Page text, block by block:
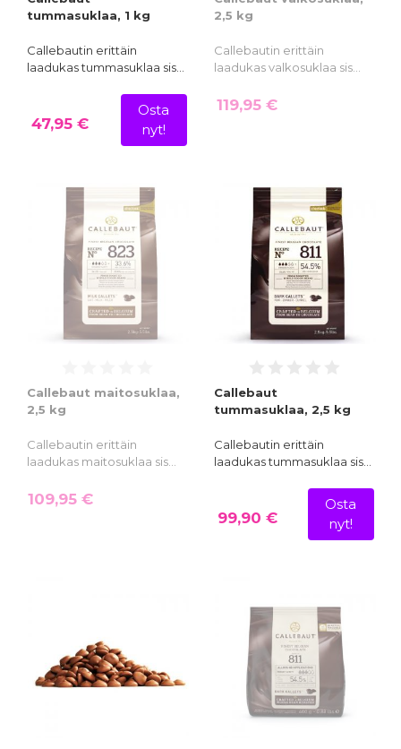
tummasuklaa, 1 kg
Callebautin erittäin
laadukas tummasuklaa sis…
47,95 €
Osta
nyt!
2,5 kg
Callebautin erittäin
laadukas valkosuklaa sis…
119,95 €
Callebaut maitosuklaa,
2,5 kg
Callebautin erittäin
laadukas maitosuklaa sis…
109,95 €
Callebaut
tummasuklaa, 2,5 kg
Callebautin erittäin
laadukas tummasuklaa sis…
99,90 €
Osta
nyt!